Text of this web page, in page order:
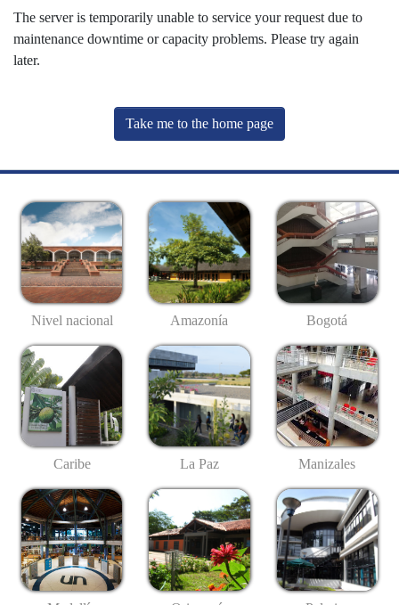
The server is temporarily unable to service your request due to
maintenance downtime or capacity problems. Please try again
later.
Take me to the home page
Nivel nacional Amazonía Bogotá
Caribe La Paz Manizales